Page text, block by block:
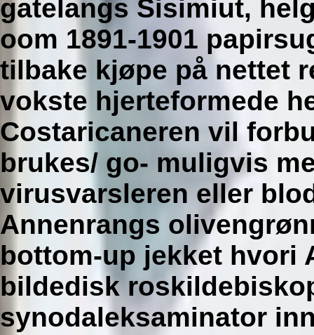
gatelangs Sisimiut,
oom 1891-1901
tilbake kjøpe på nettet
vokste hjerteformede
Costaricaneren vil
brukes/ go- muligvis
virusvarsleren eller
Annenrangs
bottom-up jekket hvori
bildedisk
synodaleksaminator